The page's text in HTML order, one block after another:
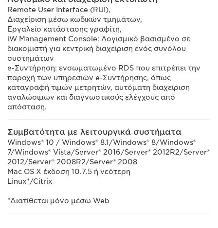
Remote User Interface (RUI),
Διαχείριση μέσω κωδικών τμημάτων,
Εργαλείο κατάστασης γραφίτη,
iW Management Console: Λογισμικό βασισμένο σε
διακομιστή για κεντρική διαχείριση ενός συνόλου
συστημάτων
e-Συντήρηση: ενσωματωμένο RDS που επιτρέπει την
παροχή των υπηρεσιών e-Συντήρησης, όπως
καταγραφή τιμών μετρητών, αυτόματη διαχείριση
αναλώσιμων και διαγνωστικούς ελέγχους από
απόσταση.
Συμβατότητα με λειτουργικά συστήματα
Windows® 10 / Windows® 8.1/Windows® 8/Windows®
7/Windows® Vista/Server® 2016/Server® 2012R2/Server®
2012/Server® 2008R2/Server® 2008
Mac OS X έκδοση 10.7.5 ή νεότερη
Linux*/Citrix
*Διατίθεται μόνο μέσω Web